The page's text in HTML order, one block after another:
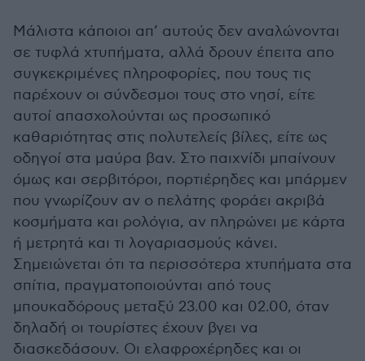
Μάλιστα κάποιοι απ’ αυτούς δεν αναλώνονται
σε τυφλά χτυπήματα, αλλά δρουν έπειτα απο
συγκεκριμένες πληροφορίες, που τους τις
παρέχουν οι σύνδεσμοι τους στο νησί, είτε
αυτοί απασχολούνται ως προσωπικό
καθαριότητας στις πολυτελείς βίλες, είτε ως
οδηγοί στα μαύρα βαν. Στο παιχνίδι μπαίνουν
όμως και σερβιτόροι, πορτιέρηδες και μπάρμεν
που γνωρίζουν αν ο πελάτης φοράει ακριβά
κοσμήματα και ρολόγια, αν πληρώνει με κάρτα
ή μετρητά και τι λογαριασμούς κάνει.
Σημειώνεται ότι τα περισσότερα χτυπήματα στα
σπίτια, πραγματοποιούνται από τους
μπουκαδόρους μεταξύ 23.00 και 02.00, όταν
δηλαδή οι τουρίστες έχουν βγει να
διασκεδάσουν. Οι ελαφροχέρηδες και οι